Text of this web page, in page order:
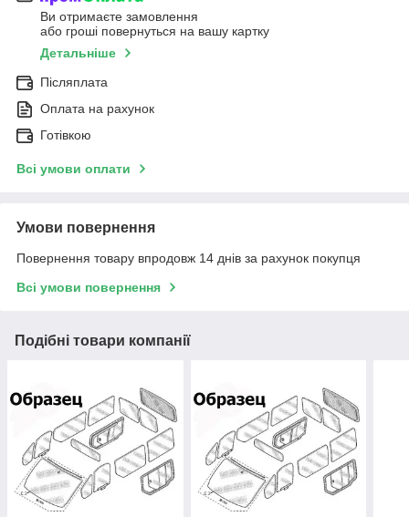
Ви отримаєте замовлення
або гроші повернуться на вашу картку
Детальніше
Післяплата
Оплата на рахунок
Готівкою
Всі умови оплати
Умови повернення
Повернення товару впродовж 14 днів за рахунок покупця
Всі умови повернення
Подібні товари компанії